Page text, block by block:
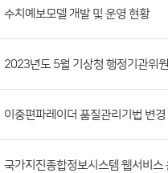
공
개
정
보
게
목
록
류,
첨
부
수치예보모델 개발 및 운영 현황
2023년도 5월 기상청 행정기관위
이중편파레이더 품질관리기법 변
국가지진종합정보시스템 웹서비스